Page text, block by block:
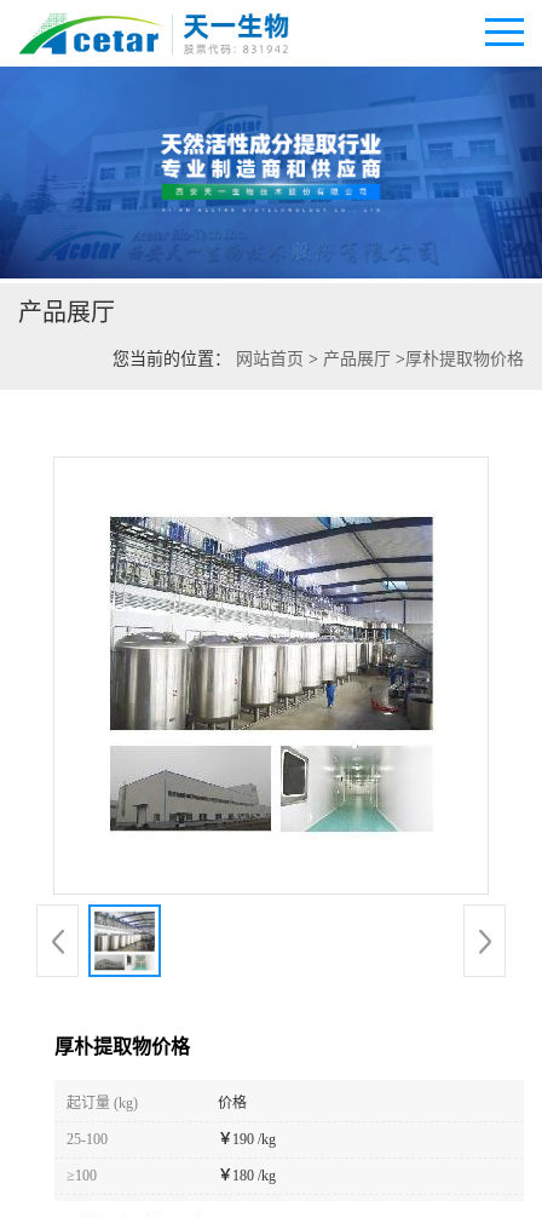
公司首页
公司介绍
公司动态
产品展厅
您当前的位置： 网站首页 > 产品展厅 >厚朴提取物价格
厚朴提取物价格
起订量 (kg) 价格
25-100 ￥ 190 /kg
≥100 ￥ 180 /kg